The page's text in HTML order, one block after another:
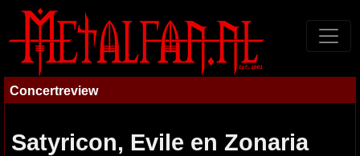
Concertreview
Satyricon, Evile en Zonaria